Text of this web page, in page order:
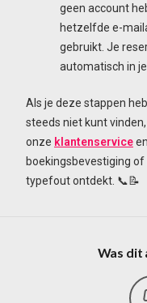
geen account
hetzelfde e-
gebruikt. Je
automatisch in
Als je deze stappen
steeds niet kunt
onze klantenservice
boekingsbevestiging of
typefout ontdekt. 📞📝
Was dit